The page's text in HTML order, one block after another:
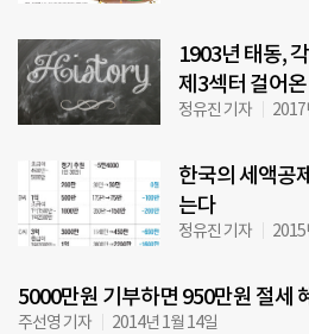
1903년 태동,
제3섹터 걸어
정유진 기자 2017
한국의 세액공
는다
정유진 기자 2015
5000만원 기부하면 950만원 절세
주선영 기자 2014년 1월 14일